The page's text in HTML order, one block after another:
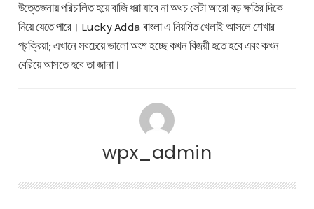
উত্তেজনায় পরিচালিত হয়ে বাজি ধরা যাবে না অথচ সেটা আরো বড় ক্ষতির দিকে
নিয়ে যেতে পারে। Lucky Adda বাংলাএ নিয়মিত খেলাই আসলে শেখার
প্রক্রিয়া; এখানে সবচেয়ে ভালো অংশ হচ্ছে কখন বিজয়ী হতে হবে এবং কখন
বেরিয়ে আসতে হবে তা জানা।
wpx_admin